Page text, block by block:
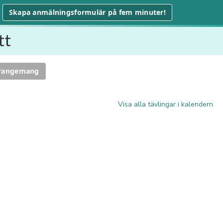
Skapa anmälningsformulär på fem minuter!
Visa alla tävlingar i kalendern